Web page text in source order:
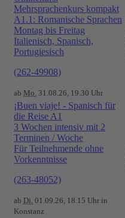
Mehrsprachenkurs kompakt
A1.1: Romanische Sprachen
Montag bis Freitag
Italienisch, Spanisch,
Portugiesisch
(262-49908)
ab Mo. 31.08.26, 19.30 Uhr
¡Buen viaje! - Spanisch für
die Reise A1
3 Wochen intensiv mit 2
Terminen / Woche
Für Teilnehmende ohne
Vorkenntnisse
(263-48052)
ab Di. 01.09.26, 18.15 Uhr in
Konstanz